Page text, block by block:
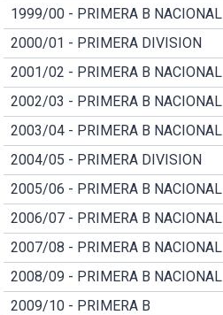
1999/00 - PRIMERA B NACIONAL
2000/01 - PRIMERA DIVISION
2001/02 - PRIMERA B NACIONAL
2002/03 - PRIMERA B NACIONAL
2003/04 - PRIMERA B NACIONAL
2004/05 - PRIMERA DIVISION
2005/06 - PRIMERA B NACIONAL
2006/07 - PRIMERA B NACIONAL
2007/08 - PRIMERA B NACIONAL
2008/09 - PRIMERA B NACIONAL
2009/10 - PRIMERA B